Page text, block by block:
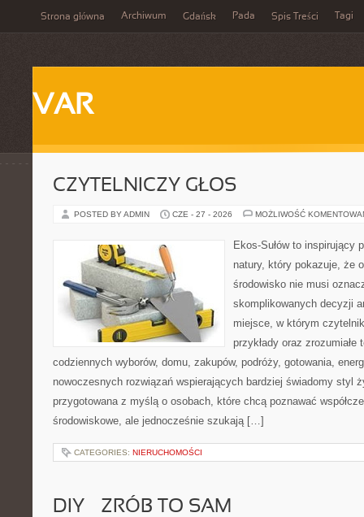
Strona główna Archiwum Gdańsk Pada Spis Treści Tagi
VAR
CZYTELNICZY GŁOS
POSTED BY ADMIN CZE - 27 - 2026 MOŻLIWOŚĆ
Ekos-Sułów to inspirujący
natury, który pokazuje, że
środowisko nie musi
skomplikowanych decyzji
miejsce, w którym
przykłady oraz
codziennych wyborów, domu, zakupów, podróży, gotowania,
nowoczesnych rozwiązań wspierających bardziej świadomy styl
przygotowana z myślą o osobach, które chcą poznawać
środowiskowe, ale jednocześnie szukają […]
CATEGORIES: NIERUCHOMOŚCI
DIY – ZRÓB TO SAM